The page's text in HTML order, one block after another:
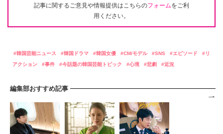
記事に関するご意見や情報提供はこちらのフォームをご利
用ください。
韓国芸能ニュース 韓国ドラマ 韓国女優 CM/モデル SNS エピソード
リ
アクション
事件 今話題の韓国芸能トピック 心境 悲劇 近況
編集部おすすめ記事